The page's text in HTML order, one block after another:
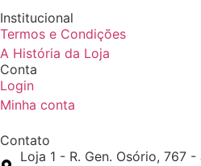
Institucional
Termos e Condições
A História da Loja
Conta
Login
Minha conta
Contato
Loja 1 - R. Gen. Osório, 767